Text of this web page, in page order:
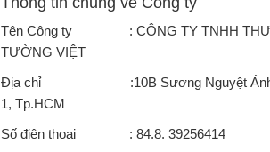
Tên Công ty : CÔNG TY TNHH
TƯỜNG VIỆT
Địa chỉ :10B Sương Nguyệt Ánh,
1, Tp.HCM
Số điện thoại : 84.8. 39256414